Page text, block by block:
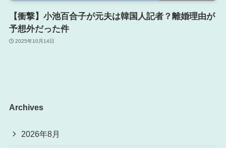
【衝撃】小池百合子が元夫は韓国人記者？離婚理由が
予想外だった件
2025年10月14日
Archives
2026年8月